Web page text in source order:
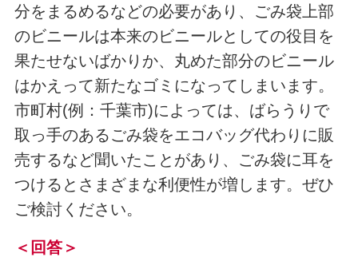
分をまるめるなどの必要があり、ごみ袋上部
のビニールは本来のビニールとしての役目を
果たせないばかりか、丸めた部分のビニール
はかえって新たなゴミになってしまいます。
市町村(例：千葉市)によっては、ばらうりで
取っ手のあるごみ袋をエコバッグ代わりに販
売するなど聞いたことがあり、ごみ袋に耳を
つけるとさまざまな利便性が増します。ぜひ
ご検討ください。
＜回答＞